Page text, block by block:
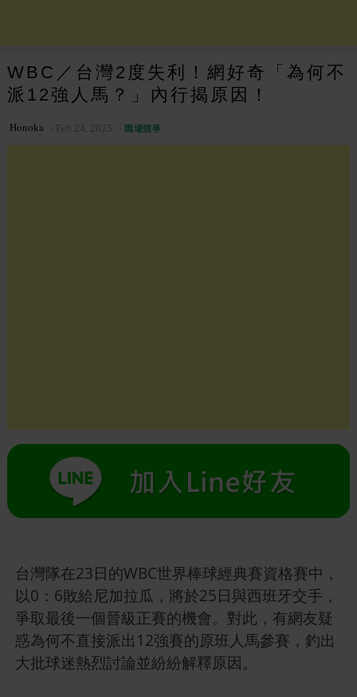
WBC／台灣2度失利！網好奇「為何不
派12強人馬？」內行揭原因！
Honoka Feb 24, 2025 職場競爭
台灣隊在23日的WBC世界棒球經典賽資格賽中，
以0：6敗給尼加拉瓜，將於25日與西班牙交手，
爭取最後一個晉級正賽的機會。對此，有網友疑
惑為何不直接派出12強賽的原班人馬參賽，釣出
大批球迷熱烈討論並紛紛解釋原因。